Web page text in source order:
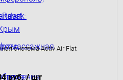
система Activ Air Flat
руб./ шт